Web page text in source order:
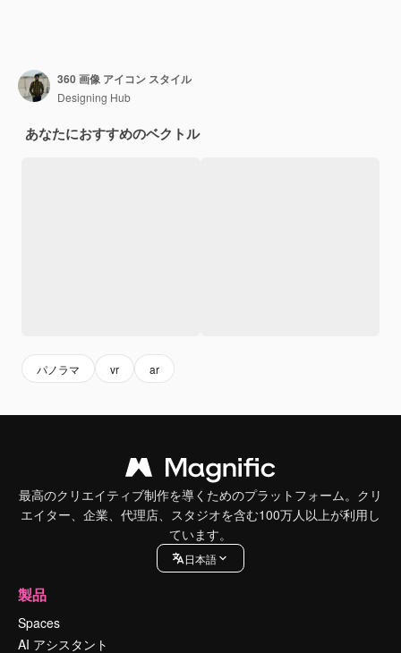
360 画像 アイコン スタイル
Designing Hub
あなたにおすすめのベクトル
パノラマ vr ar
最高のクリエイティブ制作を導くためのプラットフォーム。クリ
エイター、企業、代理店、スタジオを含む100万人以上が利用し
ています。
日本語
製品
Spaces
AI アシスタント